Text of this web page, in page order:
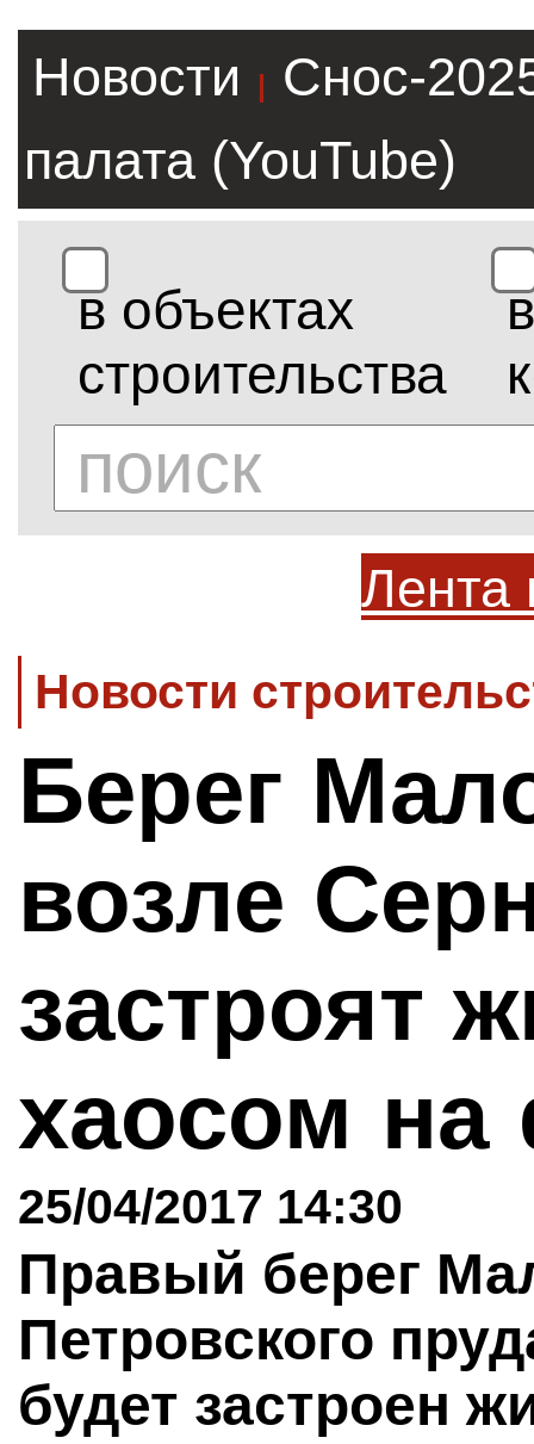
Новости |
Снос-
палата (YouTube)
в объектах
строительства
в
Лента
Новости
Берег
возле
застроят
хаосом
25/04/2017 14:30
Правый берег
Петровского
будет застроен